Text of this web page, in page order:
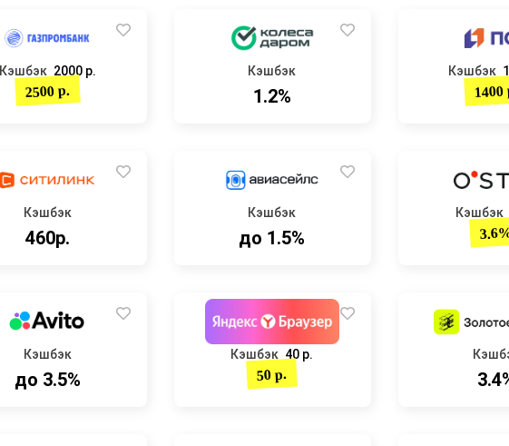
Кэшбэк 2000 р.
2500 р.
Кэшбэк
1.2%
Кэшбэк
1400
Кэшбэк
460р.
Кэшбэк
до 1.5%
Кэшбэк
Кэшбэк
до 3.5%
Кэшбэк 40 р.
50 р.